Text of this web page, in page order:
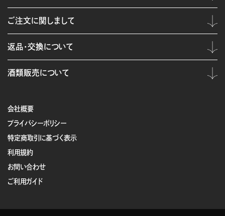
会社概要
プライバシーポリシー
特定商取引に基づく表示
利用規約
お問い合わせ
ご利用ガイド
ご注文に関しまして
返品・交換について
酒類販売について